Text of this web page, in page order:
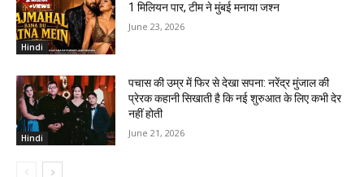
Hindi
1 मिलियन पार, टीम ने मुंबई मनाया जश्न
June 23, 2026
Hindi
पचास की उम्र में फिर से देखा सपना: नरेंद्र मुंजाल की
प्रेरक कहानी सिखाती है कि नई शुरुआत के लिए कभी देर
नहीं होती
June 21, 2026